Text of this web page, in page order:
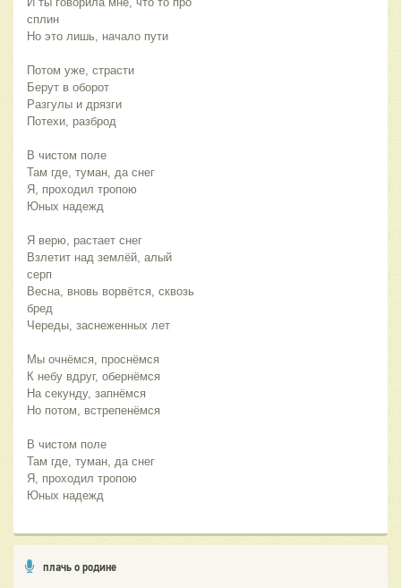
Взлетит над землёй, алый
Весна, вновь ворвётся, сквозь
Юных надежд
плачь о родине